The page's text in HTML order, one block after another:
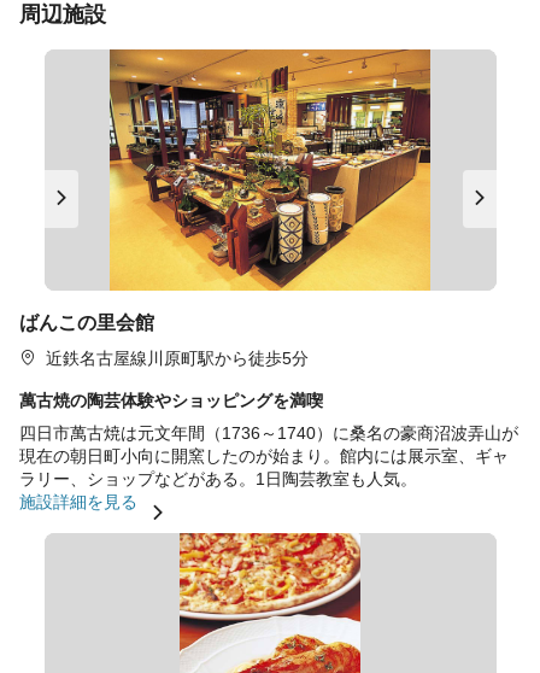
周辺施設
ばんこの里会館
近鉄名古屋線川原町駅から徒歩5分
萬古焼の陶芸体験やショッピングを満喫
四日市萬古焼は元文年間（1736～1740）に桑名の豪商沼波弄山が
現在の朝日町小向に開窯したのが始まり。館内には展示室、ギャ
ラリー、ショップなどがある。1日陶芸教室も人気。
施設詳細を見る